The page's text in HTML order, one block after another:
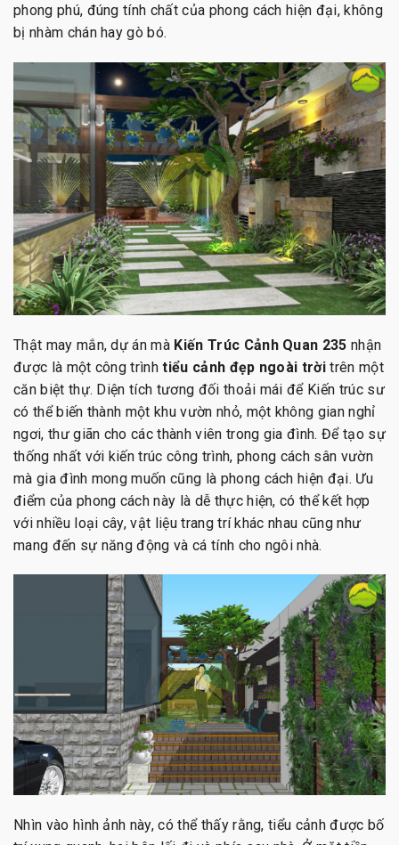
phong phú, đúng tính chất của phong cách hiện đại, không
bị nhàm chán hay gò bó.
Thật may mắn, dự án mà Kiến Trúc Cảnh Quan 235 nhận
được là một công trìnhtiểu cảnh đẹp ngoài trời trên một
căn biệt thự. Diện tích tương đối thoải mái để Kiến trúc sư
có thể biến thành một khu vườn nhỏ, một không gian nghỉ
ngơi, thư giãn cho các thành viên trong gia đình. Để tạo sự
thống nhất với kiến trúc công trình, phong cách sân vườn
mà gia đình mong muốn cũng là phong cách hiện đại. Ưu
điểm của phong cách này là dễ thực hiện, có thể kết hợp
với nhiều loại cây, vật liệu trang trí khác nhau cũng như
mang đến sự năng động và cá tính cho ngôi nhà.
Nhìn vào hình ảnh này, có thể thấy rằng, tiểu cảnh được bố